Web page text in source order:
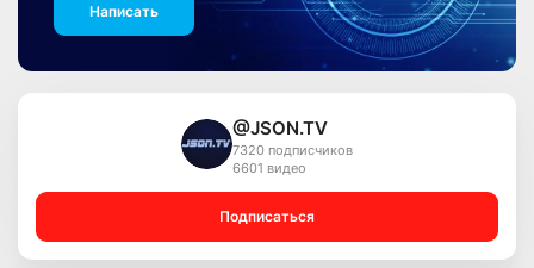
Написать
@JSON.TV
7320 подписчиков
6601 видео
Подписаться